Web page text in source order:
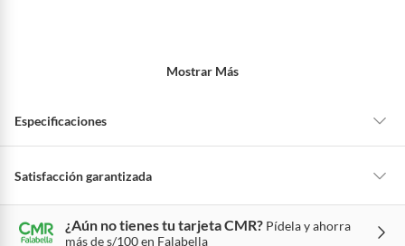
Mostrar Más
Especificaciones
Material
Apto para lavavajillas Sí
Satisfacción garantizada
La mayoría de los productos tienen30 días desde que los recibes para
hacer una devolución.
¿Aún no tienes tu tarjeta CMR? Pídela y ahorra
más de s/100 en Falabella